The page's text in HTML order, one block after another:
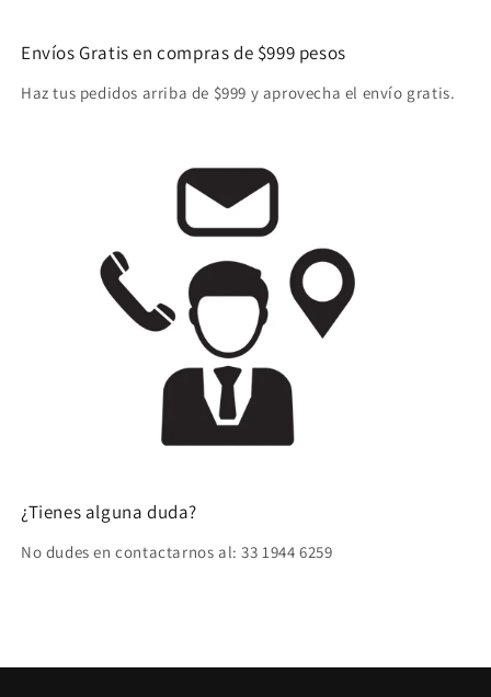
Envíos Gratis en compras de $999 pesos
Haz tus pedidos arriba de $999 y aprovecha el envío gratis.
¿Tienes alguna duda?
No dudes en contactarnos al: 33 1944 6259